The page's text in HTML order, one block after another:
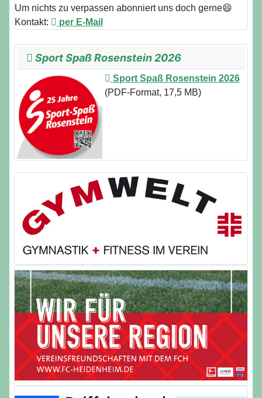
Um nichts zu verpassen abonniert uns doch gerne😄
Kontakt:
per E-Mail
Sport Spaß Rosenstein 2026
Sport Spaß Rosenstein 2026
(PDF-Format, 17,5 MB)